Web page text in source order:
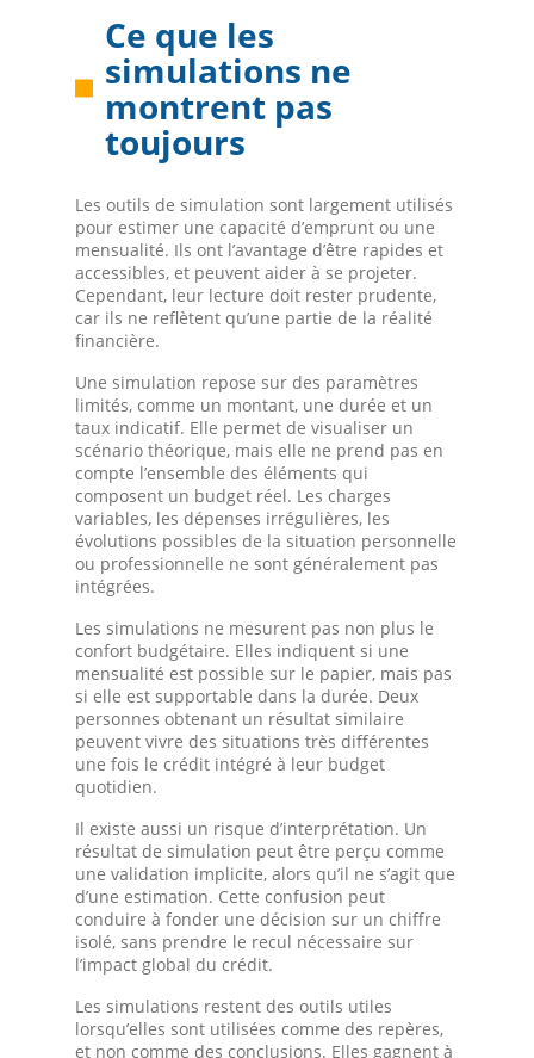
Ce que les
simulations ne
montrent pas
toujours
Les outils de simulation sont largement utilisés
pour estimer une capacité d’emprunt ou une
mensualité. Ils ont l’avantage d’être rapides et
accessibles, et peuvent aider à se projeter.
Cependant, leur lecture doit rester prudente,
car ils ne reflètent qu’une partie de la réalité
financière.
Une simulation repose sur des paramètres
limités, comme un montant, une durée et un
taux indicatif. Elle permet de visualiser un
scénario théorique, mais elle ne prend pas en
compte l’ensemble des éléments qui
composent un budget réel. Les charges
variables, les dépenses irrégulières, les
évolutions possibles de la situation personnelle
ou professionnelle ne sont généralement pas
intégrées.
Les simulations ne mesurent pas non plus le
confort budgétaire. Elles indiquent si une
mensualité est possible sur le papier, mais pas
si elle est supportable dans la durée. Deux
personnes obtenant un résultat similaire
peuvent vivre des situations très différentes
une fois le crédit intégré à leur budget
quotidien.
Il existe aussi un risque d’interprétation. Un
résultat de simulation peut être perçu comme
une validation implicite, alors qu’il ne s’agit que
d’une estimation. Cette confusion peut
conduire à fonder une décision sur un chiffre
isolé, sans prendre le recul nécessaire sur
l’impact global du crédit.
Les simulations restent des outils utiles
lorsqu’elles sont utilisées comme des repères,
et non comme des conclusions. Elles gagnent à